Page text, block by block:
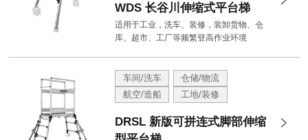
WDS 长谷川伸缩式平台梯
适用于工业，洗车、装修，装卸货物、仓
库、超市、工厂等频繁登高作业环境
车间/洗车
仓储/物流
航空/造船
工地/装修
DRSL 新版可拼连式脚部伸缩